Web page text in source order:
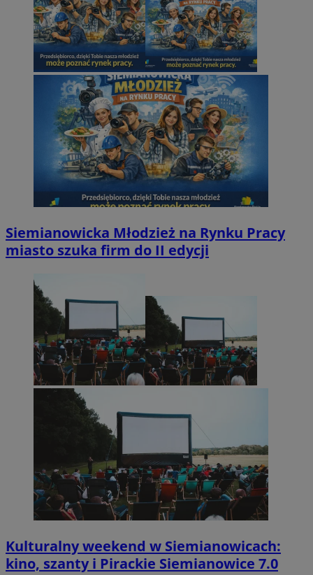
Siemianowicka Młodzież na Rynku Pracy
miasto szuka firm do II edycji
Kulturalny weekend w Siemianowicach:
kino, szanty i Pirackie Siemianowice 7.0